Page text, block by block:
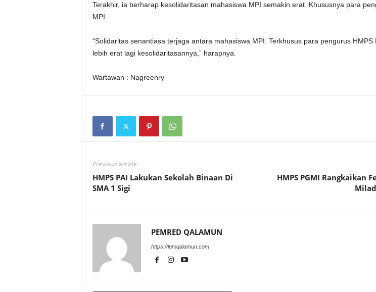
Terakhir, ia berharap kesolidaritasan mahasiswa MPI semakin erat. Khususnya para
MPI.
“Solidaritas senantiasa terjaga antara mahasiswa MPI. Terkhusus para pengurus HMPS
lebih erat lagi kesolidaritasannya,” harapnya.
Wartawan : Nagreenry
Previous article
HMPS PAI Lakukan Sekolah Binaan Di
SMA 1 Sigi
HMPS PGMI Rangkaikan
PEMRED QALAMUN
https://lpmqalamun.com